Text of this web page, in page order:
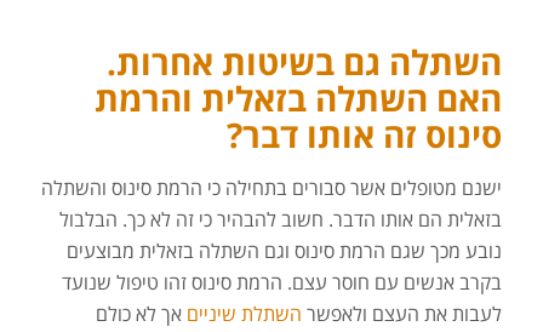
השתלה גם בשיטות אחרות.
האם השתלה בזאלית והרמת
סינוס זה אותו דבר?
ישנם מטופלים אשר סבורים בתחילה כי הרמת סינוס והשתלה
בזאלית הם אותו הדבר. חשוב להבהיר כי זה לא כך. הבלבול
נובע מכך שגם הרמת סינוס וגם השתלה בזאלית מבוצעים
בקרב אנשים עם חוסר עצם. הרמת סינוס זהו טיפול שנועד
לעבות את העצם ולאפשר השתלת שיניים אך לא כולם